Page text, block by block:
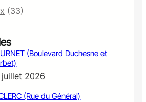
(33)
(Boulevard Duchesne et
juillet 2026
(Rue du Général)